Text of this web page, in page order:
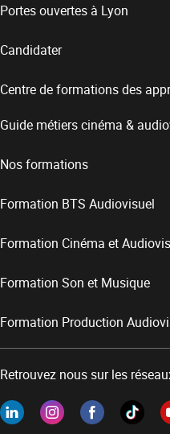
Portes ouvertes à Lyon
Candidater
Centre de formations des
Guide métiers cinéma &
Nos formations
Formation BTS Audiovisuel
Formation Cinéma et
Formation Son et Musique
Formation Production
Retrouvez nous sur les